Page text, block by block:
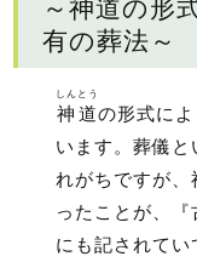
有の葬法～
神道
しんとう
の形式に
います。葬儀
れがちですが
ったことが、
にも記されて